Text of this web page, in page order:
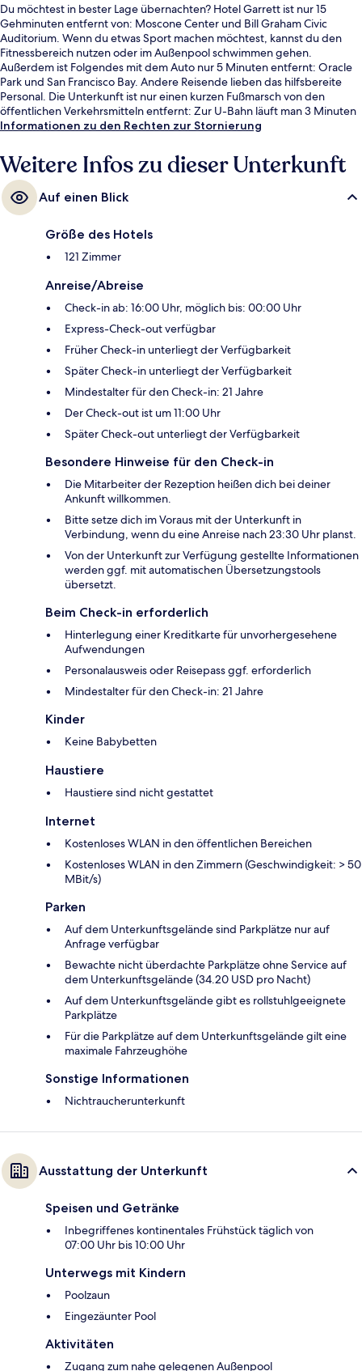
Du möchtest in bester Lage übernachten? Hotel Garrett ist nur 15
Gehminuten entfernt von: Moscone Center und Bill Graham Civic
Auditorium. Wenn du etwas Sport machen möchtest, kannst du den
Fitnessbereich nutzen oder im Außenpool schwimmen gehen.
Außerdem ist Folgendes mit dem Auto nur 5 Minuten entfernt: Oracle
Park und San Francisco Bay. Andere Reisende lieben das hilfsbereite
Personal. Die Unterkunft ist nur einen kurzen Fußmarsch von den
öffentlichen Verkehrsmitteln entfernt: Zur U-Bahn läuft man 3 Minuten
(Station Market St & 7th St) bzw. 5 Minuten (S-Bahn-Station Civic
Informationen zu den Rechten zur Stornierung
Weitere Infos zu dieser Unterkunft
Auf einen Blick
Größe des Hotels
121 Zimmer
Anreise/Abreise
Check-in ab: 16:00 Uhr, möglich bis: 00:00 Uhr
Express-Check-out verfügbar
Früher Check-in unterliegt der Verfügbarkeit
Später Check-in unterliegt der Verfügbarkeit
Mindestalter für den Check-in: 21 Jahre
Der Check-out ist um 11:00 Uhr
Später Check-out unterliegt der Verfügbarkeit
Besondere Hinweise für den Check-in
Die Mitarbeiter der Rezeption heißen dich bei deiner
Ankunft willkommen.
Bitte setze dich im Voraus mit der Unterkunft in
Verbindung, wenn du eine Anreise nach 23:30 Uhr planst.
Von der Unterkunft zur Verfügung gestellte Informationen
werden ggf. mit automatischen Übersetzungstools
übersetzt.
Beim Check-in erforderlich
Hinterlegung einer Kreditkarte für unvorhergesehene
Aufwendungen
Personalausweis oder Reisepass ggf. erforderlich
Mindestalter für den Check-in: 21 Jahre
Kinder
Keine Babybetten
Haustiere
Haustiere sind nicht gestattet
Internet
Kostenloses WLAN in den öffentlichen Bereichen
Kostenloses WLAN in den Zimmern (Geschwindigkeit: > 50
MBit/s)
Parken
Auf dem Unterkunftsgelände sind Parkplätze nur auf
Anfrage verfügbar
Bewachte nicht überdachte Parkplätze ohne Service auf
dem Unterkunftsgelände (34.20 USD pro Nacht)
Auf dem Unterkunftsgelände gibt es rollstuhlgeeignete
Parkplätze
Für die Parkplätze auf dem Unterkunftsgelände gilt eine
maximale Fahrzeughöhe
Sonstige Informationen
Nichtraucherunterkunft
Ausstattung der Unterkunft
Speisen und Getränke
Inbegriffenes kontinentales Frühstück täglich von
07:00 Uhr bis 10:00 Uhr
Unterwegs mit Kindern
Poolzaun
Eingezäunter Pool
Aktivitäten
Zugang zum nahe gelegenen Außenpool